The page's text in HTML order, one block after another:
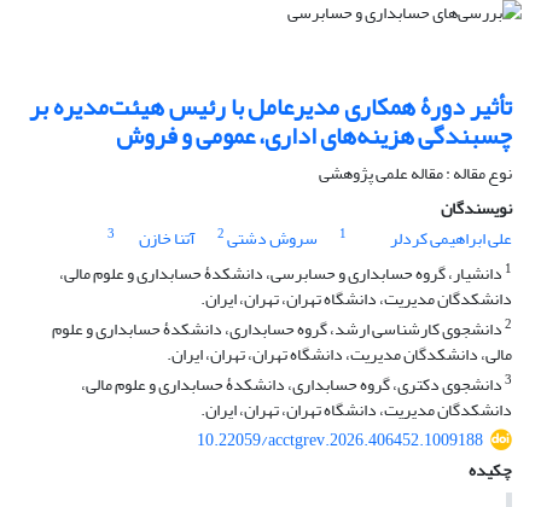
تأثیر دورۀ همکاری مدیرعامل با رئیس هیئت‌‌مدیره بر
چسبندگی هزینه‌‌های اداری، عمومی و فروش
نوع مقاله : مقاله علمی پژوهشی
نویسندگان
علی ابراهیمی کردلر
1 سروش دشتی2 آتنا خازن
3
1 دانشیار، گروه حسابداری و حسابرسی، دانشکدۀ حسابداری و علوم مالی،
دانشکدگان مدیریت، دانشگاه تهران، تهران، ایران.
2دانشجوی کارشناسی ارشد، گروه حسابداری، دانشکدۀ حسابداری و علوم
مالی، دانشکدگان مدیریت، دانشگاه تهران، تهران، ایران.
3دانشجوی دکتری، گروه حسابداری، دانشکدۀ حسابداری و علوم مالی،
دانشکدگان مدیریت، دانشگاه تهران، تهران، ایران.
10.22059/acctgrev.2026.406452.1009188
چکیده